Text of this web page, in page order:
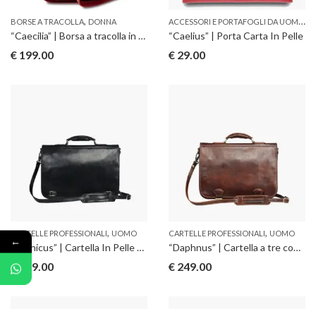
BORSE A TRACOLLA, DONNA
“Caecilia” | Borsa a tracolla in pelle di vitello
€ 199.00
A
CCESSORI E PORTAFOGLI DA UOMO,
“Caelius” | Porta Carta In Pelle
€ 29.00
CARTELLE PROFESSIONALI, UOMO
“Dafnicus” | Cartella In Pelle Di Vitello
€229.00
CARTELLE PROFESSIONALI, UOMO
“Daphnus” | Cartella a tre comparti
€ 249.00
←